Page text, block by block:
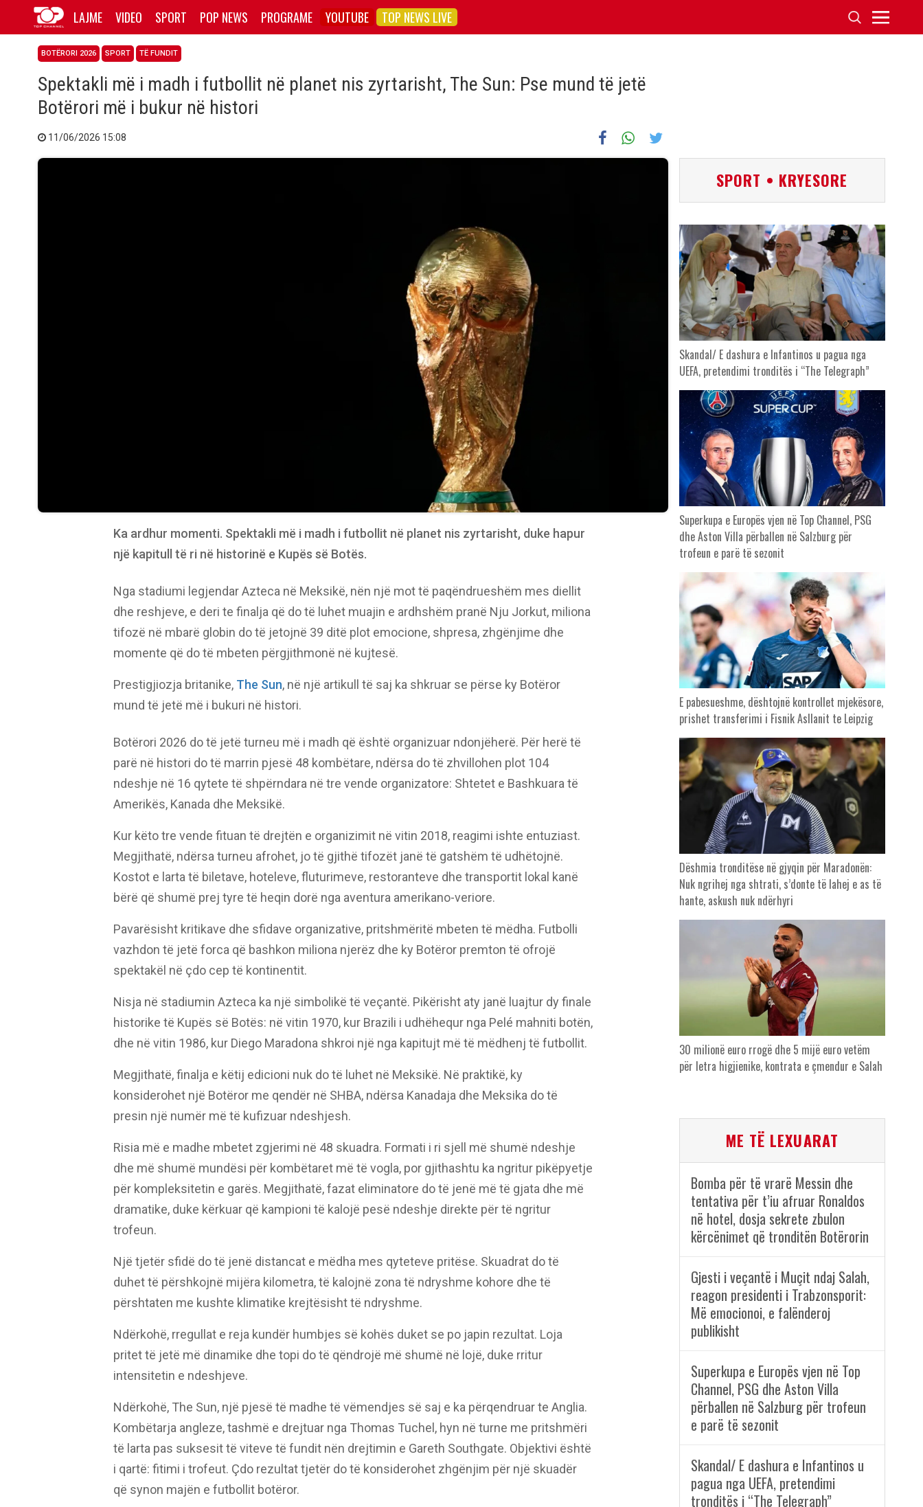
LAJME VIDEO SPORT POP NEWS PROGRAME YOUTUBE TOP NEWS LIVE
BOTËRORI 2026 SPORT TË FUNDIT
Spektakli më i madh i futbollit në planet nis zyrtarisht, The Sun: Pse mund të jetë
Botërori më i bukur në histori
11/06/2026 15:08
Ka ardhur momenti. Spektakli më i madh i futbollit në planet nis zyrtarisht, duke hapur
një kapitull të ri në historinë e Kupës së Botës.
Nga stadiumi legjendar Azteca në Meksikë, nën një mot të paqëndrueshëm mes diellit
dhe reshjeve, e deri te finalja që do të luhet muajin e ardhshëm pranë Nju Jorkut, miliona
tifozë në mbarë globin do të jetojnë 39 ditë plot emocione, shpresa, zhgënjime dhe
momente që do të mbeten përgjithmonë në kujtesë.
Prestigjiozja britanike, The Sun, në një artikull të saj ka shkruar se përse ky Botëror
mund të jetë më i bukuri në histori.
Botërori 2026 do të jetë turneu më i madh që është organizuar ndonjëherë. Për herë të
parë në histori do të marrin pjesë 48 kombëtare, ndërsa do të zhvillohen plot 104
ndeshje në 16 qytete të shpërndara në tre vende organizatore: Shtetet e Bashkuara të
Amerikës, Kanada dhe Meksikë.
Kur këto tre vende fituan të drejtën e organizimit në vitin 2018, reagimi ishte entuziast.
Megjithatë, ndërsa turneu afrohet, jo të gjithë tifozët janë të gatshëm të udhëtojnë.
Kostot e larta të biletave, hoteleve, fluturimeve, restoranteve dhe transportit lokal kanë
bërë që shumë prej tyre të heqin dorë nga aventura amerikano-veriore.
Pavarësisht kritikave dhe sfidave organizative, pritshmëritë mbeten të mëdha. Futbolli
vazhdon të jetë forca që bashkon miliona njerëz dhe ky Botëror premton të ofrojë
spektakël në çdo cep të kontinentit.
Nisja në stadiumin Azteca ka një simbolikë të veçantë. Pikërisht aty janë luajtur dy finale
historike të Kupës së Botës: në vitin 1970, kur Brazili i udhëhequr nga Pelé mahniti botën,
dhe në vitin 1986, kur Diego Maradona shkroi një nga kapitujt më të mëdhenj të futbollit.
Megjithatë, finalja e këtij edicioni nuk do të luhet në Meksikë. Në praktikë, ky
konsiderohet një Botëror me qendër në SHBA, ndërsa Kanadaja dhe Meksika do të
presin një numër më të kufizuar ndeshjesh.
Risia më e madhe mbetet zgjerimi në 48 skuadra. Formati i ri sjell më shumë ndeshje
dhe më shumë mundësi për kombëtaret më të vogla, por gjithashtu ka ngritur pikëpyetje
për kompleksitetin e garës. Megjithatë, fazat eliminatore do të jenë më të gjata dhe më
dramatike, duke kërkuar që kampioni të kalojë pesë ndeshje direkte për të ngritur
trofeun.
Një tjetër sfidë do të jenë distancat e mëdha mes qyteteve pritëse. Skuadrat do të
duhet të përshkojnë mijëra kilometra, të kalojnë zona të ndryshme kohore dhe të
përshtaten me kushte klimatike krejtësisht të ndryshme.
Ndërkohë, rregullat e reja kundër humbjes së kohës duket se po japin rezultat. Loja
pritet të jetë më dinamike dhe topi do të qëndrojë më shumë në lojë, duke rritur
intensitetin e ndeshjeve.
Ndërkohë, The Sun, një pjesë të madhe të vëmendjes së saj e ka përqendruar te Anglia.
Kombëtarja angleze, tashmë e drejtuar nga Thomas Tuchel, hyn në turne me pritshmëri
të larta pas suksesit të viteve të fundit nën drejtimin e Gareth Southgate. Objektivi është
i qartë: fitimi i trofeut. Çdo rezultat tjetër do të konsiderohet zhgënjim për një skuadër
që synon majën e futbollit botëror.
SPORT • KRYESORE
Skandal/ E dashura e Infantinos u pagua nga
UEFA, pretendimi tronditës i “The Telegraph”
Superkupa e Europës vjen në Top Channel, PSG
dhe Aston Villa përballen në Salzburg për
trofeun e parë të sezonit
E pabesueshme, dështojnë kontrollet mjekësore,
prishet transferimi i Fisnik Asllanit te Leipzig
Dëshmia tronditëse në gjyqin për Maradonën:
Nuk ngrihej nga shtrati, s’donte të lahej e as të
hante, askush nuk ndërhyri
30 milionë euro rrogë dhe 5 mijë euro vetëm
për letra higjienike, kontrata e çmendur e Salah
ME TË LEXUARAT
Bomba për të vrarë Messin dhe
tentativa për t’iu afruar Ronaldos
në hotel, dosja sekrete zbulon
kërcënimet që tronditën Botërorin
Gjesti i veçantë i Muçit ndaj Salah,
reagon presidenti i Trabzonsporit:
Më emocionoi, e falënderoj
publikisht
Superkupa e Europës vjen në Top
Channel, PSG dhe Aston Villa
përballen në Salzburg për trofeun
e parë të sezonit
Skandal/ E dashura e Infantinos u
pagua nga UEFA, pretendimi
tronditës i “The Telegraph”